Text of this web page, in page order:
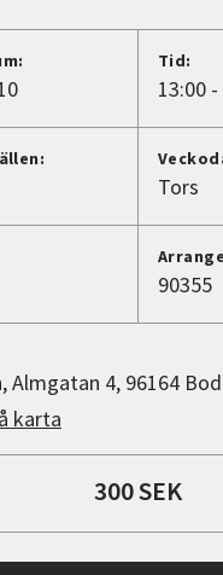
Tid:
13:00
Tors
90355
Almgatan 4, 96164
karta
300 SEK